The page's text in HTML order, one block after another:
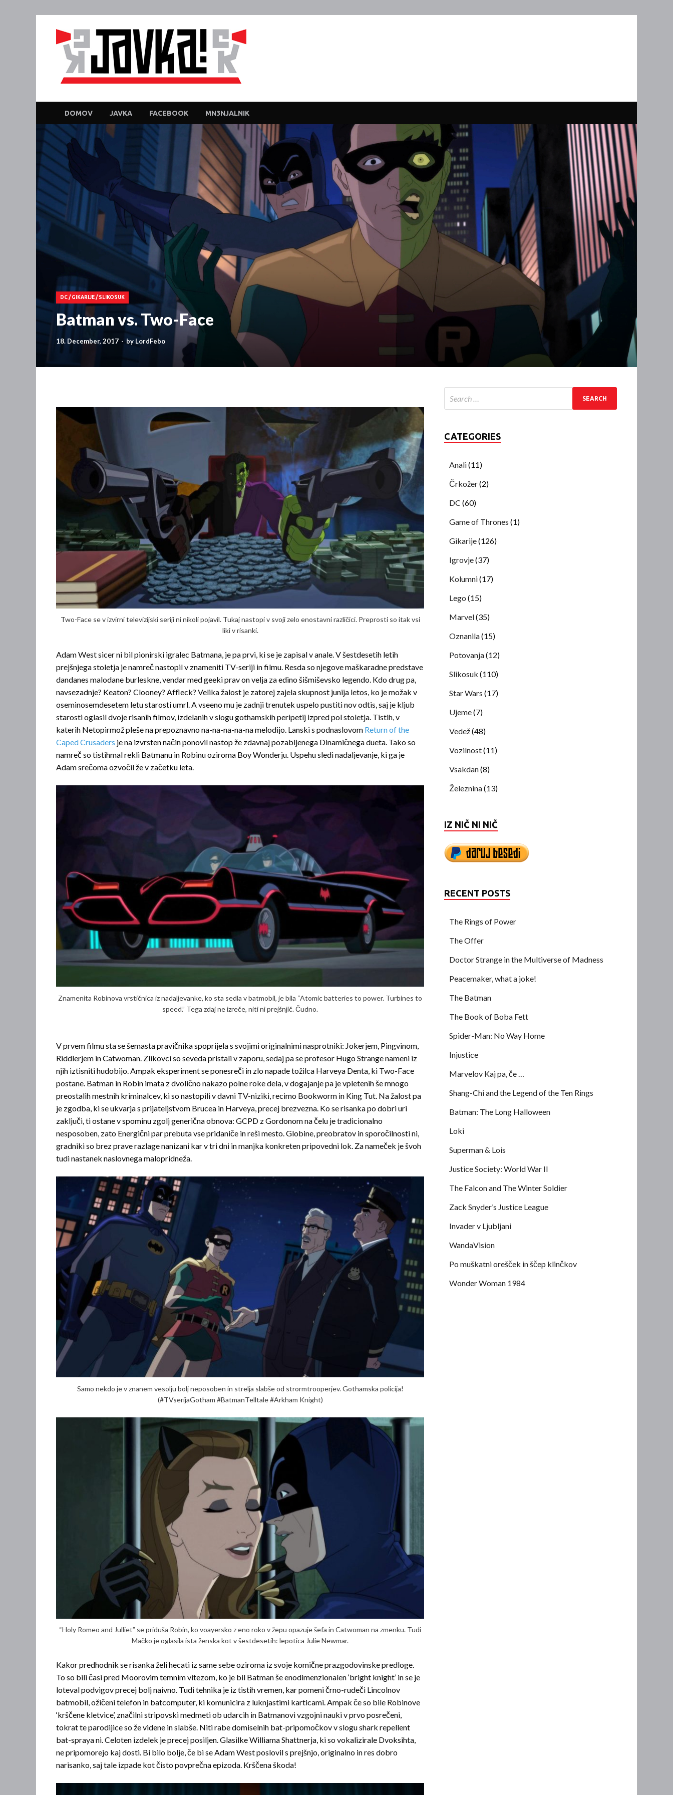
DOMOV JAVKA FACEBOOK MN3NJALNIK
DC/ GIKARIJE/ SLIKOSUK
Batman vs. Two-Face
18. December, 2017 - by LordFebo
Two-Face se v izvirni televizijski seriji ni nikoli pojavil. Tukaj nastopi v svoji zelo enostavni različici. Preprosti so itak vsi
liki v risanki.
Adam West sicer ni bil pionirski igralec Batmana, je pa prvi, ki se je zapisal v anale. V šestdesetih letih
prejšnjega stoletja je namreč nastopil v znameniti TV-seriji in filmu. Resda so njegove maškaradne predstave
dandanes malodane burleskne, vendar med geeki prav on velja za edino šišmiševsko legendo. Kdo drug pa,
navsezadnje? Keaton? Clooney? Affleck? Velika žalost je zatorej zajela skupnost junija letos, ko je možak v
oseminosemdesetem letu starosti umrl. A vseeno mu je zadnji trenutek uspelo pustiti nov odtis, saj je kljub
starosti oglasil dvoje risanih filmov, izdelanih v slogu gothamskih peripetij izpred pol stoletja. Tistih, v
katerih Netopirmož pleše na prepoznavno na-na-na-na-na melodijo. Lanski s podnaslovom Return of the
Caped Crusaders je na izvrsten način ponovil nastop že zdavnaj pozabljenega Dinamičnega dueta. Tako so
namreč so tistihmal rekli Batmanu in Robinu oziroma Boy Wonderju. Uspehu sledi nadaljevanje, ki ga je
Adam srečoma ozvočil že v začetku leta.
Znamenita Robinova vrstičnica iz nadaljevanke, ko sta sedla v batmobil, je bila “Atomic batteries to power. Turbines to
speed.” Tega zdaj ne izreče, niti ni prejšnjič. Čudno.
V prvem filmu sta se šemasta pravičnika spoprijela s svojimi originalnimi nasprotniki: Jokerjem, Pingvinom,
Riddlerjem in Catwoman. Zlikovci so seveda pristali v zaporu, sedaj pa se profesor Hugo Strange nameni iz
njih iztisniti hudobijo. Ampak eksperiment se ponesreči in zlo napade tožilca Harveya Denta, ki Two-Face
postane. Batman in Robin imata z dvolično nakazo polne roke dela, v dogajanje pa je vpletenih še mnogo
preostalih mestnih kriminalcev, ki so nastopili v davni TV-niziki, recimo Bookworm in King Tut. Na žalost pa
je zgodba, ki se ukvarja s prijateljstvom Brucea in Harveya, precej brezvezna. Ko se risanka po dobri uri
zaključi, ti ostane v spominu zgolj generična obnova: GCPD z Gordonom na čelu je tradicionalno
nesposoben, zato Energični par prebuta vse pridaniče in reši mesto. Globine, preobratov in sporočilnosti ni,
gradniki so brez prave razlage nanizani kar v tri dni in manjka konkreten pripovedni lok. Za nameček je švoh
tudi nastanek naslovnega malopridneža.
Samo nekdo je v znanem vesolju bolj neposoben in strelja slabše od strormtrooperjev. Gothamska policija!
(#TVserijaGotham #BatmanTelltale #Arkham Knight)
“Holy Romeo and Julliet” se priduša Robin, ko voayersko z eno roko v žepu opazuje šefa in Catwoman na zmenku. Tudi
Mačko je oglasila ista ženska kot v šestdesetih: lepotica Julie Newmar.
Kakor predhodnik se risanka želi hecati iz same sebe oziroma iz svoje komične prazgodovinske predloge.
To so bili časi pred Moorovim temnim vitezom, ko je bil Batman še enodimenzionalen ‘bright knight’ in se je
loteval podvigov precej bolj naivno. Tudi tehnika je iz tistih vremen, kar pomeni črno-rudeči Lincolnov
batmobil, ožičeni telefon in batcomputer, ki komunicira z luknjastimi karticami. Ampak če so bile Robinove
‘krščene kletvice’, značilni stripovski medmeti ob udarcih in Batmanovi vzgojni nauki v prvo posrečeni,
tokrat te parodijice so že videne in slabše. Niti rabe domiselnih bat-pripomočkov v slogu shark repellent
bat-spraya ni. Celoten izdelek je precej posiljen. Glasilke Williama Shattnerja, ki so vokalizirale Dvoksihta,
ne pripomorejo kaj dosti. Bi bilo bolje, če bi se Adam West poslovil s prejšnjo, originalno in res dobro
narisanko, saj tale izpade kot čisto povprečna epizoda. Krščena škoda!
CATEGORIES
Anali(11)
Črkožer(2)
DC (60)
Game of Thrones (1)
Gikarije(126)
Igrovje(37)
Kolumni(17)
Lego (15)
Marvel(35)
Oznanila(15)
Potovanja(12)
Slikosuk (110)
Star Wars (17)
Ujeme(7)
Vedež(48)
Vozilnost(11)
Vsakdan(8)
Železnina(13)
IZ NIČ NI NIČ
RECENT POSTS
The Rings of Power
The Offer
Doctor Strange in the Multiverse of Madness
Peacemaker, what a joke!
The Batman
The Book of Boba Fett
Spider-Man: No Way Home
Injustice
Marvelov Kaj pa, če …
Shang-Chi and the Legend of the Ten Rings
Batman: The Long Halloween
Loki
Superman & Lois
Justice Society: World War II
The Falcon and The Winter Soldier
Zack Snyder’s Justice League
Invader v Ljubljani
WandaVision
Po muškatni orešček in ščep klinčkov
Wonder Woman 1984